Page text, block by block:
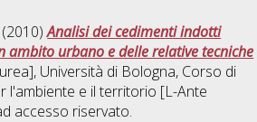
(2010)Analisi dei cedimenti indotti
ambito urbano e delle relative tecniche
Università di Bologna, Corso di
l'ambiente e il territorio [L-Ante
accesso riservato.